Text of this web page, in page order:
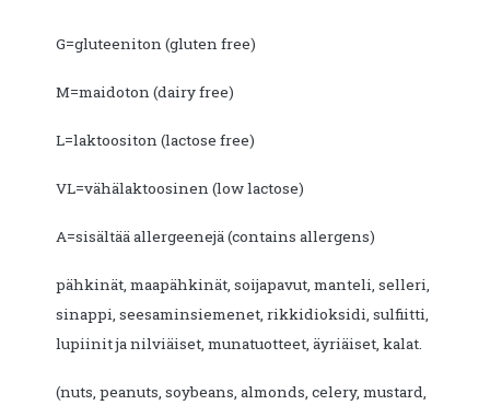
G=gluteeniton (gluten free)
M=maidoton (dairy free)
L=laktoositon (lactose free)
VL=vähälaktoosinen (low lactose)
A=sisältää allergeenejä (contains allergens)
pähkinät, maapähkinät, soijapavut, manteli, selleri,
sinappi, seesaminsiemenet, rikkidioksidi, sulfiitti,
lupiinit ja nilviäiset, munatuotteet, äyriäiset, kalat.
(nuts, peanuts, soybeans, almonds, celery, mustard,